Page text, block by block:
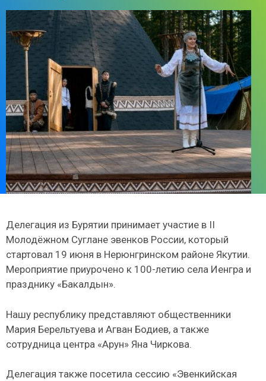
Делегация из Бурятии принимает участие в II
Молодёжном Суглане эвенков России, который
стартовал 19 июня в Нерюнгринском районе Якутии.
Мероприятие приурочено к 100-летию села Иенгра и
празднику «Бакалдын».
Нашу республику представляют общественники
Мария Берельтуева и Агван Бодиев, а также
сотрудница центра «Арун» Яна Чиркова.
Делегация также посетила сессию «Эвенкийская